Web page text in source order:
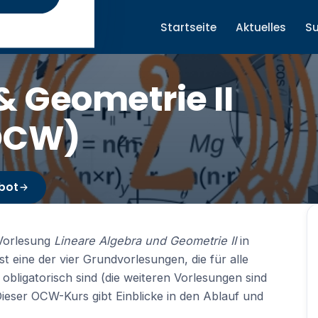
Startseite Aktuelles
Geometrie II
Lineare Algebra und Geometrie IIin
eine der vier Grundvorlesungen, die für alle
sind (die weiteren Vorlesungen sind
OCW-Kurs gibt Einblicke in den Ablauf und